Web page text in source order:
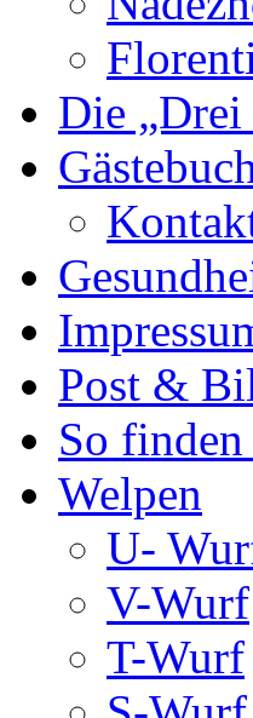
Die „Drei
Post &
So
Welpen
U-
V-Wurf
T-Wurf